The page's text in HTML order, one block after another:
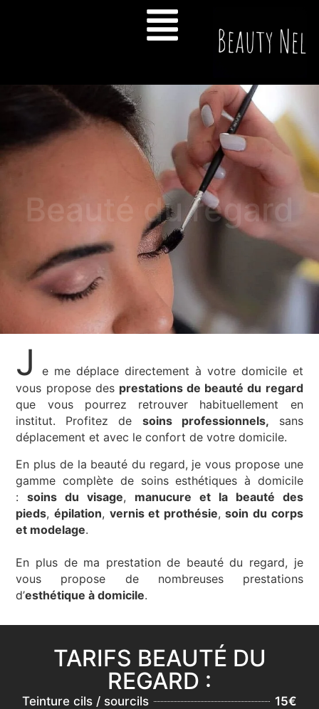
Beauté du regard
J
e me déplace directement à votre domicile et
vous propose des prestations de beauté du regard
que vous pourrez retrouver habituellement en
institut. Profitez de soins professionnels, sans
déplacement et avec le confort de votre domicile.
En plus de la beauté du regard, je vous propose une
gamme complète de soins esthétiques à domicile
:soins du visage, manucure et la beauté des
pieds,épilation, vernis et prothésie,soin du corps
et modelage.
En plus de ma prestation de beauté du regard, je
vous propose de nombreuses prestations
d’esthétique à domicile.
TARIFS BEAUTÉ DU
REGARD :
Teinture cils / sourcils
15€